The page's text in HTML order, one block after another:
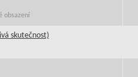
obsazení
skutečnost)